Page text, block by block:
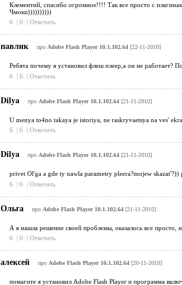
Клементий, спасибо огромное!!!! Так все просто с
Чмоки))))))))))
6
| 6 | Ответить
павлик про Adobe Flash Player 10.1.102.64[22-11-2010]
Ребята почему я установил флеш плеер,а он не работает?
6
| 6 | Ответить
Dilya про Adobe Flash Player 10.1.102.64[21-11-2010]
U menya to4no takaya je istoriya, ne raskryvaetsya na ves'
6
| 6 | Ответить
Dilya про Adobe Flash Player 10.1.102.64[21-11-2010]
privet Ol'ga a gde ty nawla parametry pleera?mojew skazat'?))
6
| 6 | Ответить
Ольга про Adobe Flash Player 10.1.102.64[21-11-2010]
А я нашла решение своей проблемы, оказалось все просто,
6
| 6 | Ответить
алексей про Adobe Flash Player 10.1.102.64[20-11-2010]
помагите я установил Adobe Flash Player и программа